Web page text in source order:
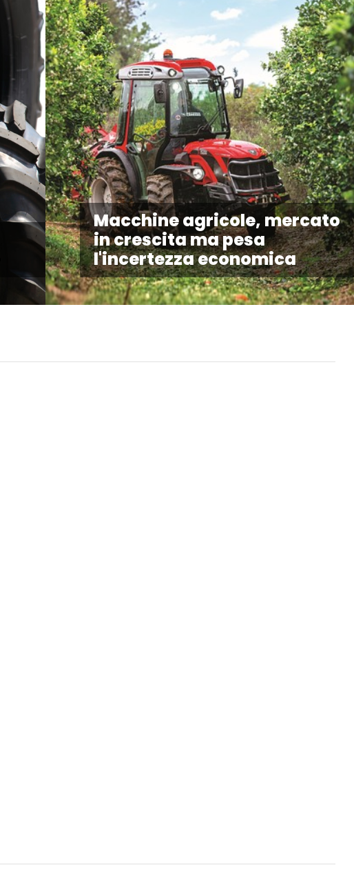
Macchine agricole, mercato
in crescita ma pesa
l'incertezza economica